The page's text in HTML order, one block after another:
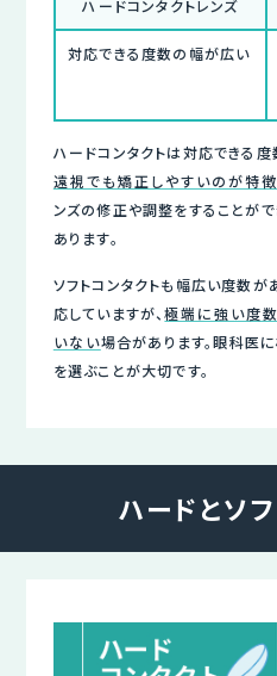
ハードコンタクトレンズ
対応できる度数の幅が広い
ハードコンタクトは対応できる度
遠視でも矯正しやすいのが特徴
ンズの修正や調整をすることが
あります。
ソフトコンタクトも幅広い度数
応していますが、極端に強い度
いない場合があります。眼科医
を選ぶことが大切です。
ハードとソ